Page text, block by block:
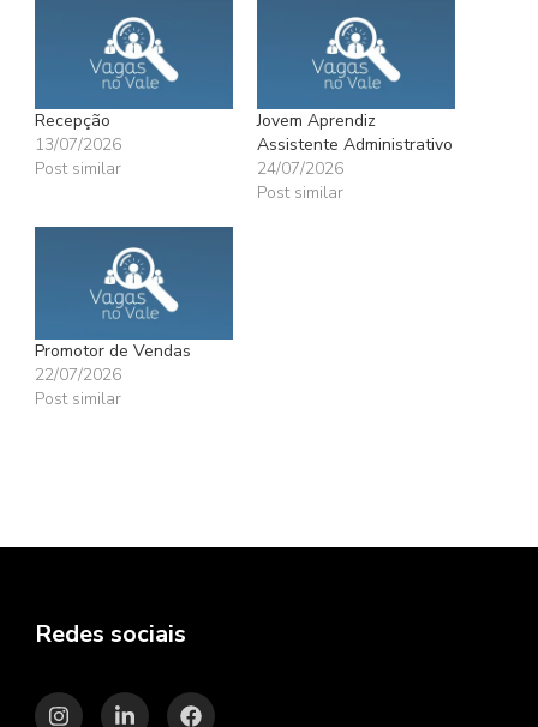
Recepção
13/07/2026
Post similar
Jovem Aprendiz
Assistente Administrativo
24/07/2026
Post similar
Promotor de Vendas
22/07/2026
Post similar
Redes sociais